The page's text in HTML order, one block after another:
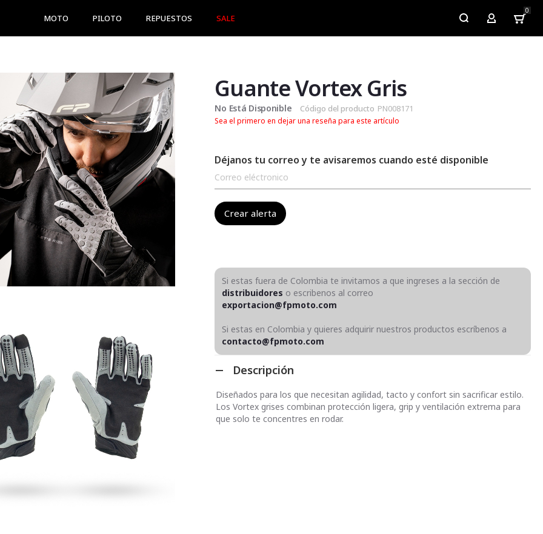
MOTO PILOTO REPUESTOS SALE My Account
0
Guante Vortex Gris
No Está Disponible Código del producto PN008171
Sea el primero en dejar una reseña para este artículo
Déjanos tu correo y te avisaremos cuando esté disponible
Si estas fuera de Colombia te invitamos a que ingreses a la sección de
distribuidores o escribenos al correo
exportacion@fpmoto.com
Si estas en Colombia y quieres adquirir nuestros productos escríbenos a
contacto@fpmoto.com
Descripción
Diseñados para los que necesitan agilidad, tacto y confort sin sacrificar estilo.
Los Vortex grises combinan protección ligera, grip y ventilación extrema para
que solo te concentres en rodar.